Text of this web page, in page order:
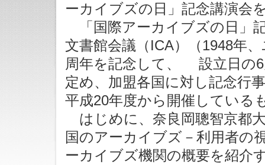
ーカイブズの日」記念講演会
「国際アーカイブズの日」
文書館会議（ICA）（1948年
周年を記念して、 設立日の6
定め、加盟各国に対し記念行
平成20年度から開催している
はじめに、奈良岡聰智京都
国のアーカイブズ－利用者の
ーカイブズ機関の概要を紹介